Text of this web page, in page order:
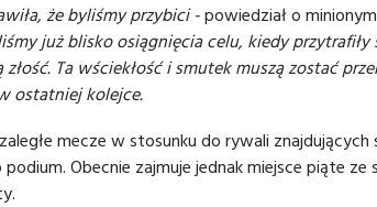
że byliśmy przybici -powiedział o
już blisko osiągnięcia celu, kiedy
Ta wściekłość i smutek muszą zostać
ostatniej kolejce.
mecze w stosunku do rywali
Obecnie zajmuje jednak miejsce piąte